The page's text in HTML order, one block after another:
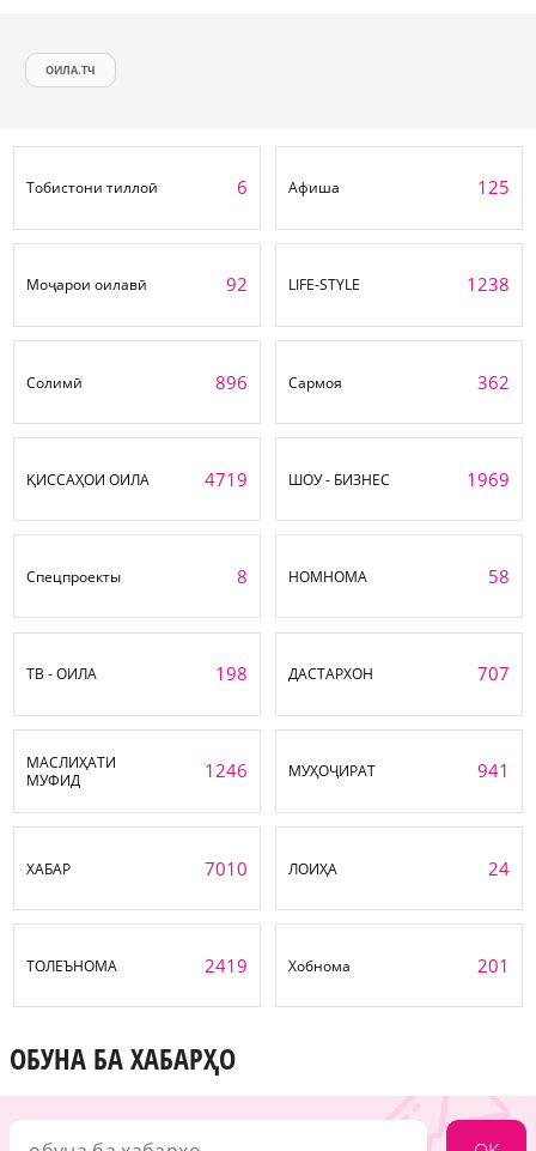
ОИЛА.ТЧ
Тобистони тиллоӣ 6 Афиша 125
Моҷарои оилавӣ 92 LIFE-STYLE 1238
Солимӣ 896 Сармоя 362
ҚИССАҲОИ ОИЛА 4719 ШОУ - БИЗНЕС 1969
Спецпроекты 8 НОМНОМА 58
ТВ - ОИЛА 198 ДАСТАРХОН 707
МАСЛИҲАТИ
МУФИД
1246 МУҲОҶИРАТ 941
ХАБАР 7010 ЛОИҲА 24
ТОЛЕЪНОМА 2419 Хобнома 201
ОБУНА БА ХАБАРҲО